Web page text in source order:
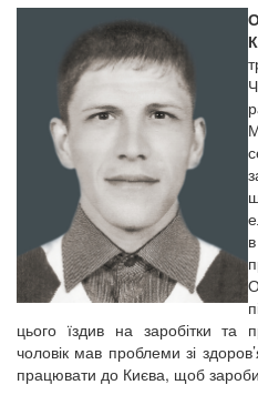
цього їздив на заробітки та
чоловік мав проблеми зі
працювати до Києва, щоб